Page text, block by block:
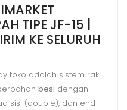
TIPE JF-15 |
KE SELURUH
toko adalah sistem rak
besi dengan
sisi (double), dan end